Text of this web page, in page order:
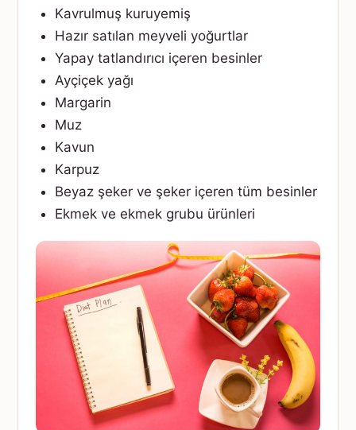
Kavrulmuş kuruyemiş
Hazır satılan meyveli yoğurtlar
Yapay tatlandırıcı içeren besinler
Ayçiçek yağı
Margarin
Muz
Kavun
Karpuz
Beyaz şeker ve şeker içeren tüm besinler
Ekmek ve ekmek grubu ürünleri